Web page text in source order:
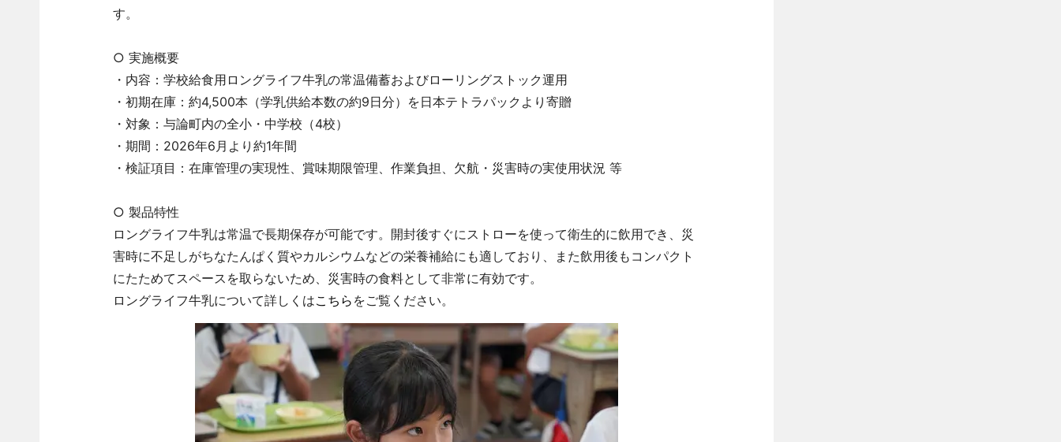
す。
○ 実施概要
・内容：学校給食用ロングライフ牛乳の常温備蓄およびローリングストック運用
・初期在庫：約4,500本（学乳供給本数の約9日分）を日本テトラパックより寄贈
・対象：与論町内の全小・中学校（4校）
・期間：2026年6月より約1年間
・検証項目：在庫管理の実現性、賞味期限管理、作業負担、欠航・災害時の実使用状況 等
○ 製品特性
ロングライフ牛乳は常温で長期保存が可能です。開封後すぐにストローを使って衛生的に飲用でき、災
害時に不足しがちなたんぱく質やカルシウムなどの栄養補給にも適しており、また飲用後もコンパクト
にたためてスペースを取らないため、災害時の食料として非常に有効です。
ロングライフ牛乳について詳しくはこちら をご覧ください。